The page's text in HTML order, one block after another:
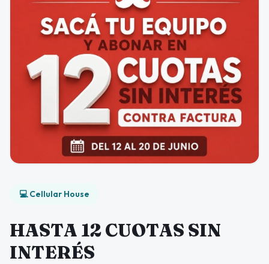
💻 Cellular House
HASTA 12 CUOTAS SIN
INTERÉS